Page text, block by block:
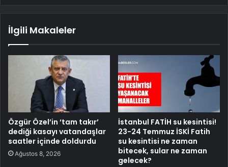
İlgili Makaleler
Özgür Özel’in ‘tam takır’
dediği kasayı vatandaşlar
saatler içinde doldurdu
Ağustos 8, 2026
İstanbul FATİH su kesintisi!
23-24 Temmuz İSKİ Fatih
su kesintisi ne zaman
bitecek, sular ne zaman
gelecek?